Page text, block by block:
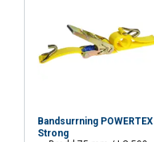
Bandsurrning POWERTEX
Strong